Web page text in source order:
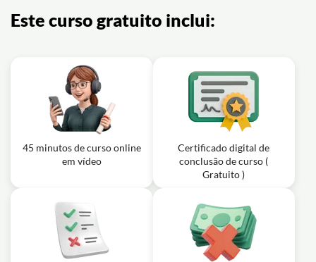
Este curso gratuito inclui:
45 minutos de curso online
em vídeo
Certificado digital de
conclusão de curso (
Gratuito )